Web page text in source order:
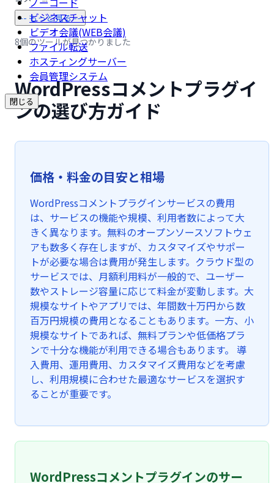
ビジネスチャット
ビデオ会議(WEB会議)
ファイル転送
ホスティングサーバー
会員管理システム
閉じる
-- もっと見る --
8個のツールが見つかりました
WordPressコメントプラグイ
ンの選び方ガイド
価格・料金の目安と相場
WordPressコメントプラグインサービスの費用
は、サービスの機能や規模、利用者数によって大
きく異なります。無料のオープンソースソフトウェ
アも数多く存在しますが、カスタマイズやサポー
トが必要な場合は費用が発生します。クラウド型の
サービスでは、月額利用料が一般的で、ユーザー
数やストレージ容量に応じて料金が変動します。大
規模なサイトやアプリでは、年間数十万円から数
百万円規模の費用となることもあります。一方、小
規模なサイトであれば、無料プランや低価格プラ
ンで十分な機能が利用できる場合もあります。 導
入費用、運用費用、カスタマイズ費用などを考慮
し、利用規模に合わせた最適なサービスを選択す
ることが重要です。
WordPressコメントプラグインのサー